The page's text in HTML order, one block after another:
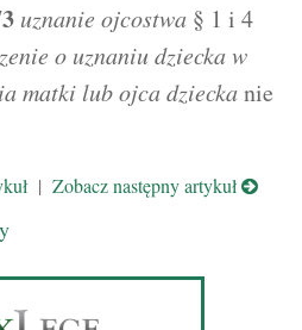
uznanie ojcostwa § 1 i 4
o uznaniu dziecka w
matki lub ojca dzieckanie
| Zobacz następny artykuł